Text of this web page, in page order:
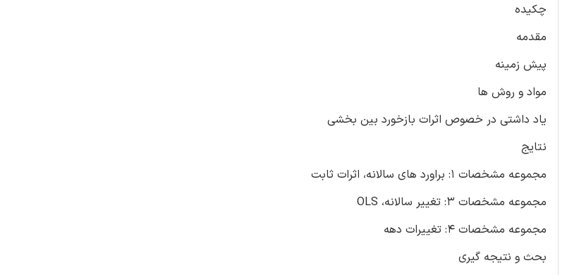
چکیده
مقدمه
پیش زمینه
مواد و روش ها
یاد داشتی در خصوص اثرات بازخورد بین بخشی
نتایج
مجموعه مشخصات 1: براورد های سالانه، اثرات ثابت
مجموعه مشخصات 3: تغییر سالانه، OLS
مجموعه مشخصات 4: تغییرات دهه
بحث و نتیجه گیری